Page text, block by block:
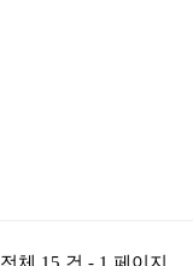
전체 15 건 - 1 페이지